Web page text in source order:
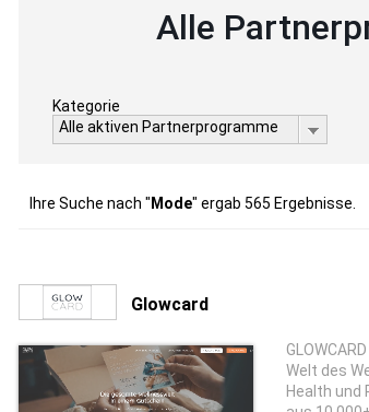
Alle
Kategorie
Alle aktiven Partnerprogramme
Ihre Suche nach " Mode" ergab 565 Ergebnisse.
Glowcard
Welt des
Health und